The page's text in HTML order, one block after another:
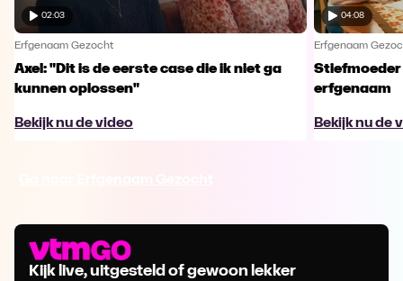
02:03
Erfgenaam Gezocht
Axel: "Dit is de eerste case die ik niet ga
kunnen oplossen"
Bekijk nu de video
04:08
Erfgenaam
erfgenaam
Bekijk nu de
Kijk live, uitgesteld of gewoon lekker